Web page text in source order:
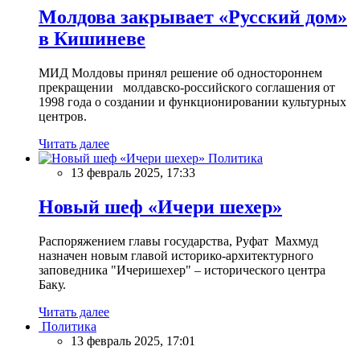
Молдова закрывает «Русский дом»
в Кишиневе
МИД Молдовы принял решение об одностороннем
прекращении молдавско-российского соглашения от
1998 года о создании и функционировании культурных
центров.
Читать далее
Политика
13 февраль 2025, 17:33
Новый шеф «Ичери шехер»
Распоряжением главы государства, Руфат Махмуд
назначен новым главой историко-архитектурного
заповедника "Ичеришехер" – исторического центра
Баку.
Читать далее
Политика
13 февраль 2025, 17:01